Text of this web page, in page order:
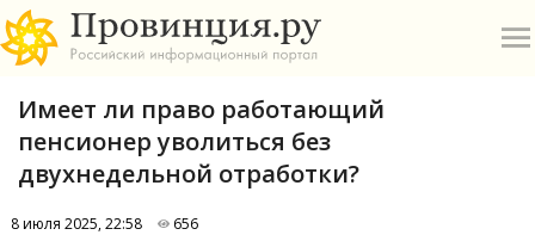
Имеет ли право работающий
пенсионер уволиться без
двухнедельной отработки?
8 июля 2025, 22:58 656